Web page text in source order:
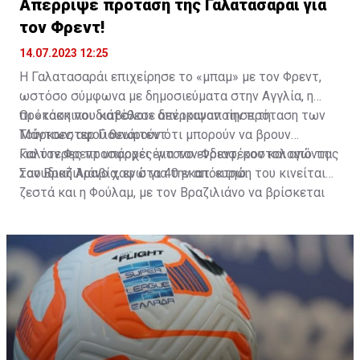
Απέρριψε πρόταση της Γαλατασαράι για
τον Φρεντ!
14.07.2023 12:25
Η Γαλατασαράι επιχείρησε το «μπαμ» με τον Φρεντ,
ωστόσο σύμφωνα με δημοσιεύματα στην Αγγλία, η
πρόταση που κατέθεσε δεν ικανοποίησε τη
Μάντσεστερ Γιουνάιτεντ.
Οι «κόκκινοι διάβολοι» απέρριψαν την πρόταση των
Τούρκων, αφού θεωρούν ότι μπορούν να βρουν
καλύτερες προσφορές για τον Φρεντ, κοστολογώντας
τον Βραζιλιάνο χαφ στα 40 εκατ. ευρώ.
Για τον Φρεντ υπάρχει έντονο ενδιαφέρον και από τη
Σαουδική Αραβία, ενώ για την απόκτηση του κινείται
ζεστά και η Φούλαμ, με τον Βραζιλιάνο να βρίσκεται